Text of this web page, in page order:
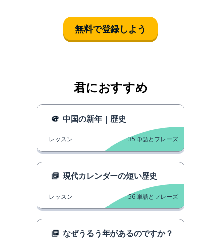
無料で登録しよう
君におすすめ
中国の新年 | 歴史
レッスン 35 単語とフレーズ
現代カレンダーの短い歴史
レッスン 56単語とフレーズ
なぜうるう年があるのですか？